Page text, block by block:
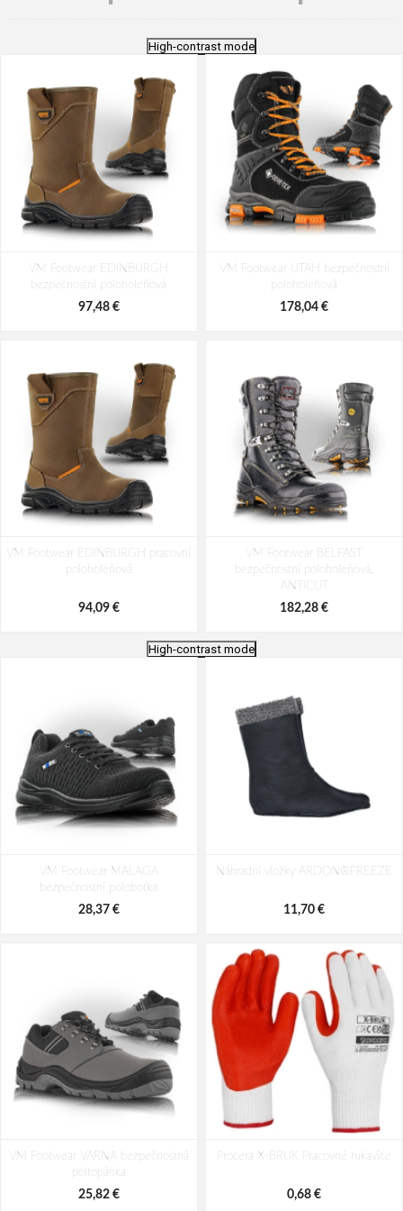
High-contrast mode
VM Footwear EDINBURGH
bezpečnostní poloholeňová
97,48 €
VM Footwear UTAH bezpečnostní
poloholeňová
178,04 €
VM Footwear EDINBURGH pracovní
poloholeňová
94,09 €
VM Footwear BELFAST
bezpečnostní poloholeňová,
ANTICUT
182,28 €
poloholeňová
169,56 €
Pracovná Poloholeňová obuv
High-contrast mode
VM Footwear MALAGA
bezpečnostní polobotka
28,37 €
Náhradní vložky ARDON®FREEZE
11,70 €
VM Footwear VARNA bezpečnostná
poltopánka
25,82 €
Procera X-BRUK Pracovné rukavice
0,68 €